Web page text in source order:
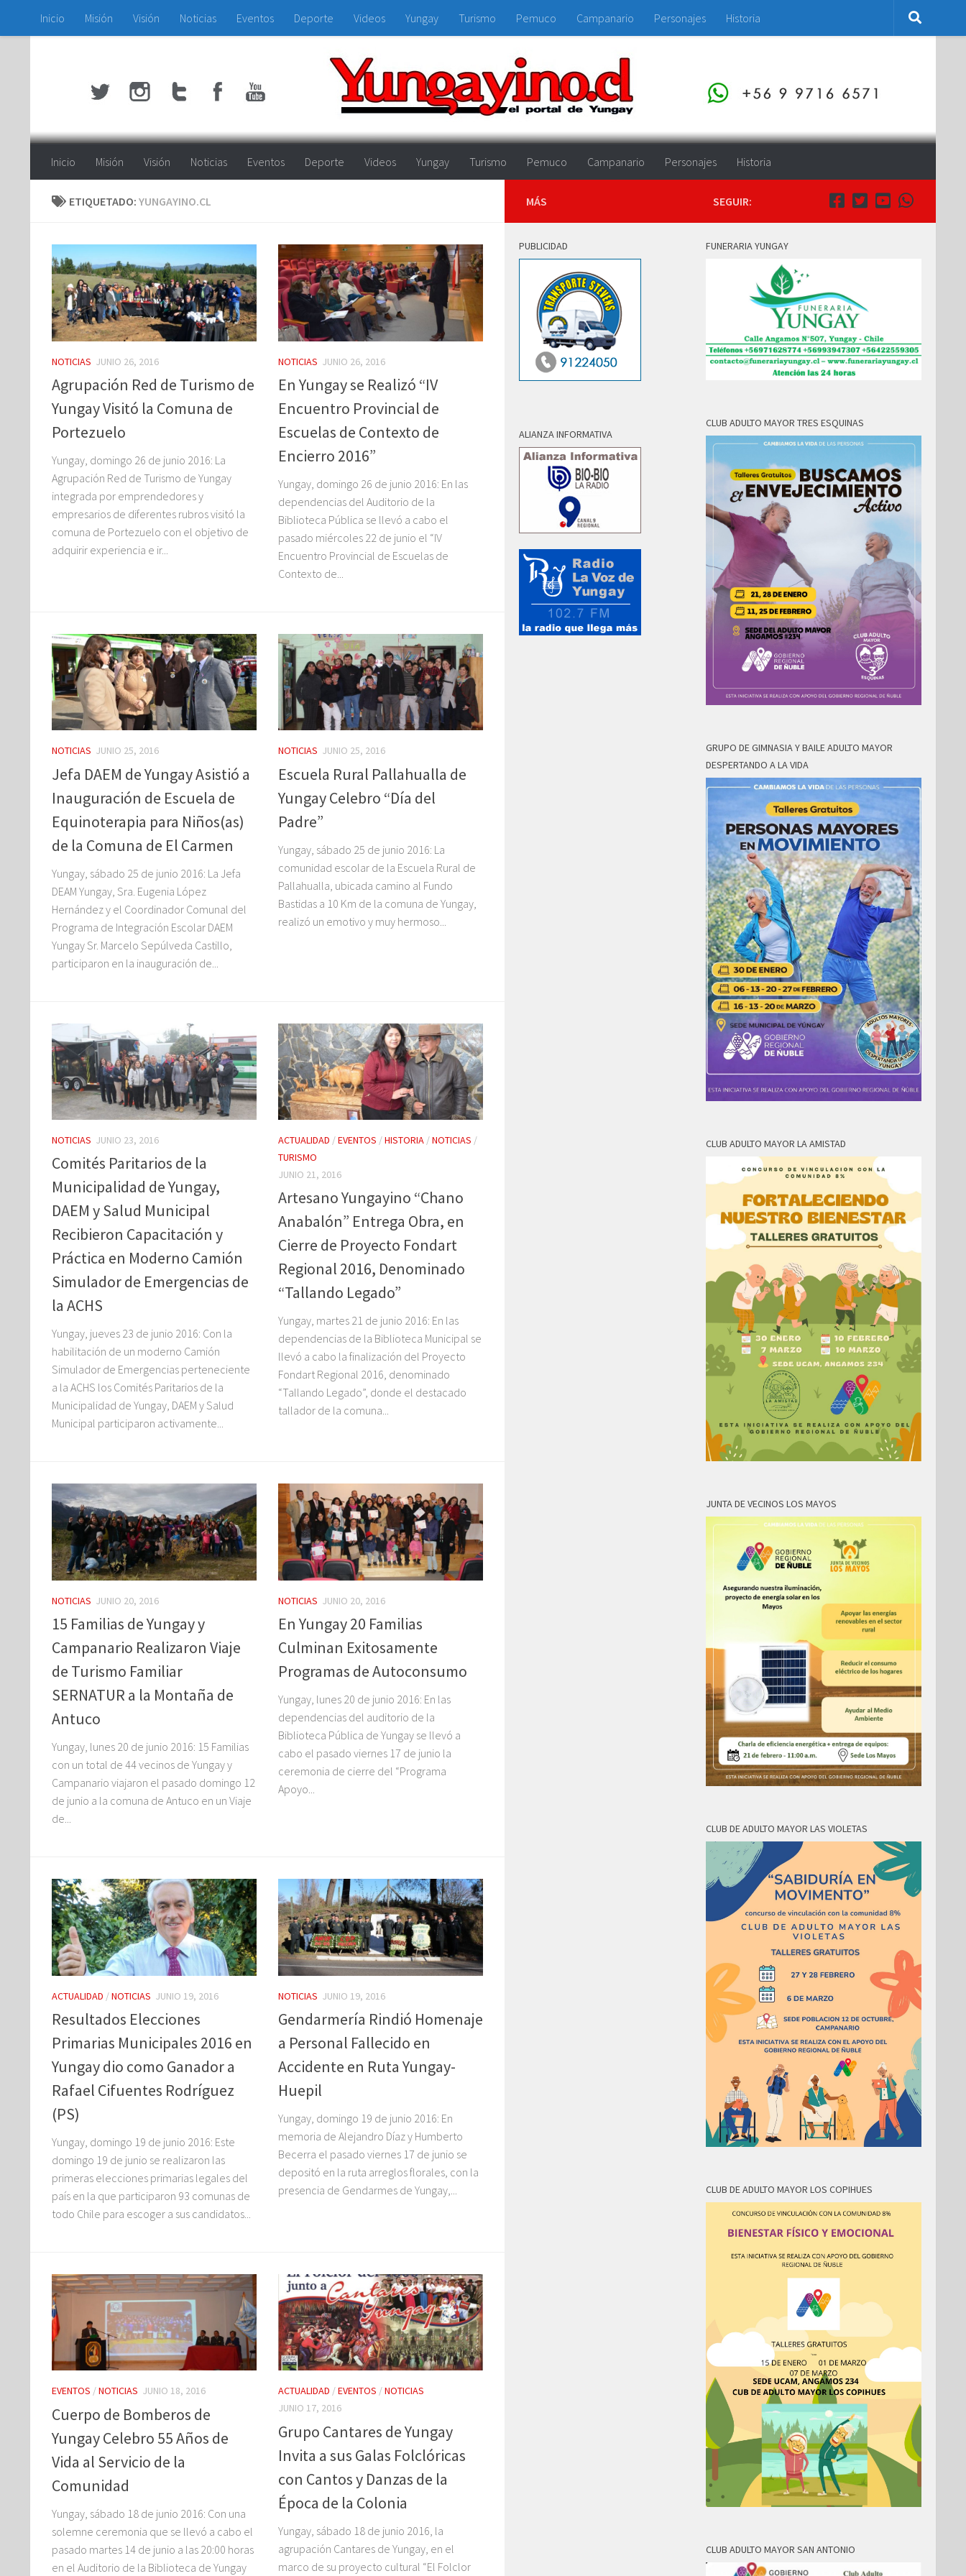
Saltar al contenido
Inicio Misión Visión Noticias Eventos Deporte Videos Yungay Turismo Pemuco Campanario Personajes Historia
Inicio Misión Visión Noticias Eventos Deporte Videos Yungay Turismo Pemuco Campanario Personajes Historia
ETIQUETADO: YUNGAYINO.CL
NOTICIAS JUNIO 26, 2016
Agrupación Red de Turismo de
Yungay Visitó la Comuna de
Portezuelo
Yungay, domingo 26 de junio 2016: La
Agrupación Red de Turismo de Yungay
integrada por emprendedores y
empresarios de diferentes rubros visitó la
comuna de Portezuelo con el objetivo de
adquirir experiencia e ir...
NOTICIAS JUNIO 26, 2016
En Yungay se Realizó “IV
Encuentro Provincial de
Escuelas de Contexto de
Encierro 2016”
Yungay, domingo 26 de junio 2016: En las
dependencias del Auditorio de la
Biblioteca Pública se llevó a cabo el
pasado miércoles 22 de junio el “IV
Encuentro Provincial de Escuelas de
Contexto de...
NOTICIAS JUNIO 25, 2016
Jefa DAEM de Yungay Asistió a
Inauguración de Escuela de
Equinoterapia para Niños(as)
de la Comuna de El Carmen
Yungay, sábado 25 de junio 2016: La Jefa
DEAM Yungay, Sra. Eugenia López
Hernández y el Coordinador Comunal del
Programa de Integración Escolar DAEM
Yungay Sr. Marcelo Sepúlveda Castillo,
participaron en la inauguración de...
NOTICIAS JUNIO 25, 2016
Escuela Rural Pallahualla de
Yungay Celebro “Día del
Padre”
Yungay, sábado 25 de junio 2016: La
comunidad escolar de la Escuela Rural de
Pallahualla, ubicada camino al Fundo
Bastidas a 10 Km de la comuna de Yungay,
realizó un emotivo y muy hermoso...
NOTICIAS JUNIO 23, 2016
Comités Paritarios de la
Municipalidad de Yungay,
DAEM y Salud Municipal
Recibieron Capacitación y
Práctica en Moderno Camión
Simulador de Emergencias de
la ACHS
Yungay, jueves 23 de junio 2016: Con la
habilitación de un moderno Camión
Simulador de Emergencias perteneciente
a la ACHS los Comités Paritarios de la
Municipalidad de Yungay, DAEM y Salud
Municipal participaron activamente...
ACTUALIDAD /EVENTOS /HISTORIA /NOTICIAS /
TURISMO
JUNIO 21, 2016
Artesano Yungayino “Chano
Anabalón” Entrega Obra, en
Cierre de Proyecto Fondart
Regional 2016, Denominado
“Tallando Legado”
Yungay, martes 21 de junio 2016: En las
dependencias de la Biblioteca Municipal se
llevó a cabo la finalización del Proyecto
Fondart Regional 2016, denominado
“Tallando Legado”, donde el destacado
tallador de la comuna...
NOTICIAS JUNIO 20, 2016
15 Familias de Yungay y
Campanario Realizaron Viaje
de Turismo Familiar
SERNATUR a la Montaña de
Antuco
Yungay, lunes 20 de junio 2016: 15 Familias
con un total de 44 vecinos de Yungay y
Campanario viajaron el pasado domingo 12
de junio a la comuna de Antuco en un Viaje
de...
NOTICIAS JUNIO 20, 2016
En Yungay 20 Familias
Culminan Exitosamente
Programas de Autoconsumo
Yungay, lunes 20 de junio 2016: En las
dependencias del auditorio de la
Biblioteca Pública de Yungay se llevó a
cabo el pasado viernes 17 de junio la
ceremonia de cierre del “Programa
Apoyo...
ACTUALIDAD /NOTICIAS JUNIO 19, 2016
Resultados Elecciones
Primarias Municipales 2016 en
Yungay dio como Ganador a
Rafael Cifuentes Rodríguez
(PS)
Yungay, domingo 19 de junio 2016: Este
domingo 19 de junio se realizaron las
primeras elecciones primarias legales del
país en la que participaron 93 comunas de
todo Chile para escoger a sus candidatos...
NOTICIAS JUNIO 19, 2016
Gendarmería Rindió Homenaje
a Personal Fallecido en
Accidente en Ruta Yungay-
Huepil
Yungay, domingo 19 de junio 2016: En
memoria de Alejandro Díaz y Humberto
Becerra el pasado viernes 17 de junio se
depositó en la ruta arreglos florales, con la
presencia de Gendarmes de Yungay,...
EVENTOS /NOTICIAS JUNIO 18, 2016
Cuerpo de Bomberos de
Yungay Celebro 55 Años de
Vida al Servicio de la
Comunidad
Yungay, sábado 18 de junio 2016: Con una
solemne ceremonia que se llevó a cabo el
pasado martes 14 de junio a las 20:00 horas
en el Auditorio de la Biblioteca de Yungay
ACTUALIDAD /EVENTOS /NOTICIAS
JUNIO 17, 2016
Grupo Cantares de Yungay
Invita a sus Galas Folclóricas
con Cantos y Danzas de la
Época de la Colonia
Yungay, sábado 18 de junio 2016, la
agrupación Cantares de Yungay, en el
marco de su proyecto cultural “El Folclor
SEGUIR:
FUNERARIA YUNGAY
CLUB ADULTO MAYOR TRES ESQUINAS
GRUPO DE GIMNASIA Y BAILE ADULTO MAYOR
DESPERTANDO A LA VIDA
CLUB ADULTO MAYOR LA AMISTAD
JUNTA DE VECINOS LOS MAYOS
CLUB DE ADULTO MAYOR LAS VIOLETAS
CLUB DE ADULTO MAYOR LOS COPIHUES
CLUB ADULTO MAYOR SAN ANTONIO
MÁS
PUBLICIDAD
ALIANZA INFORMATIVA